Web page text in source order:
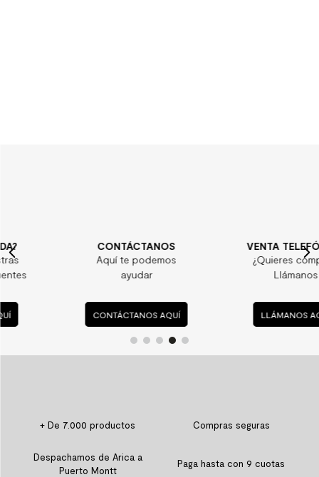
CONTÁCTANOS
Aquí te podemos
CONTÁCTANOS AQUÍ
VENTA TELEFÓNICA
¿Quieres comprar?
LLÁMANOS AQUÍ
+ De 7.000 productos Compras seguras
Despachamos de Arica a
Puerto Montt
Paga hasta con 9 cuotas